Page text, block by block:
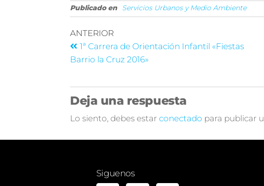
Publicado en Servicios Urbanos y Medio Ambiente
ANTERIOR
1ª Carrera de Orientación Infantil «Fiestas
Barrio la Cruz 2016»
Deja una respuesta
Lo siento, debes estarconectado para publicar
Siguenos